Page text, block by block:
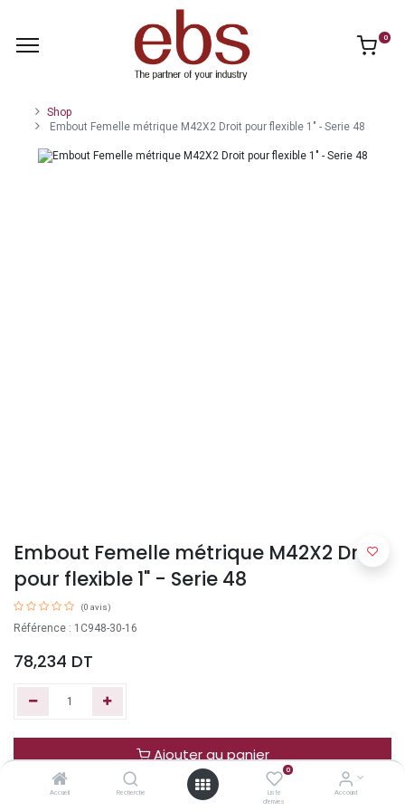
Accueil Recherche
0
Liste
d'envies
Account
0
Shop
Embout Femelle métrique M42X2 Droit pour flexible 1" - Serie 48
Embout Femelle métrique M42X2 Droit
pour flexible 1" - Serie 48
(0 avis)
Référence : 1C948-30-16
78,234 DT
Ajouter au panier
Acheter maintenant